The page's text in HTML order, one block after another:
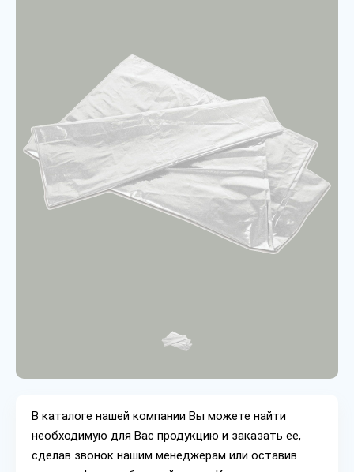
В каталоге нашей компании Вы можете найти
необходимую для Вас продукцию и заказать ее,
сделав звонок нашим менеджерам или оставив